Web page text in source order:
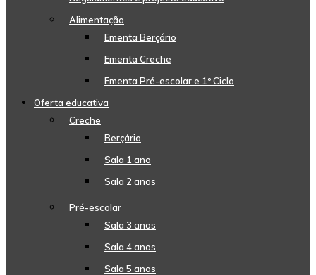
Alimentação
Ementa Berçário
Ementa Creche
Ementa Pré-escolar e 1º Ciclo
Oferta educativa
Creche
Berçário
Sala 1 ano
Sala 2 anos
Pré-escolar
Sala 3 anos
Sala 4 anos
Sala 5 anos